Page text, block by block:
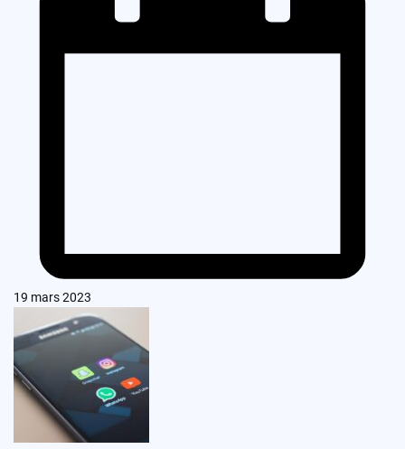
19 mars 2023